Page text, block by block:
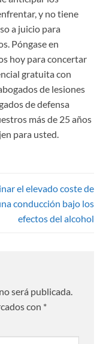
y no tiene
a juicio para
Póngase en
hoy para concertar
gratuita con
de lesiones
de defensa
más de 25 años
para usted.
el elevado coste de
conducción bajo los
efectos del alcohol
será publicada.
con *